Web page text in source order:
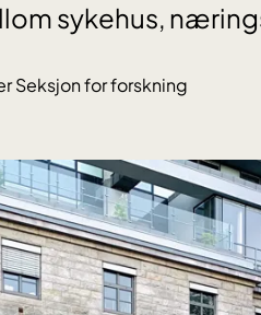
sykehus,
Seksjon for forskning